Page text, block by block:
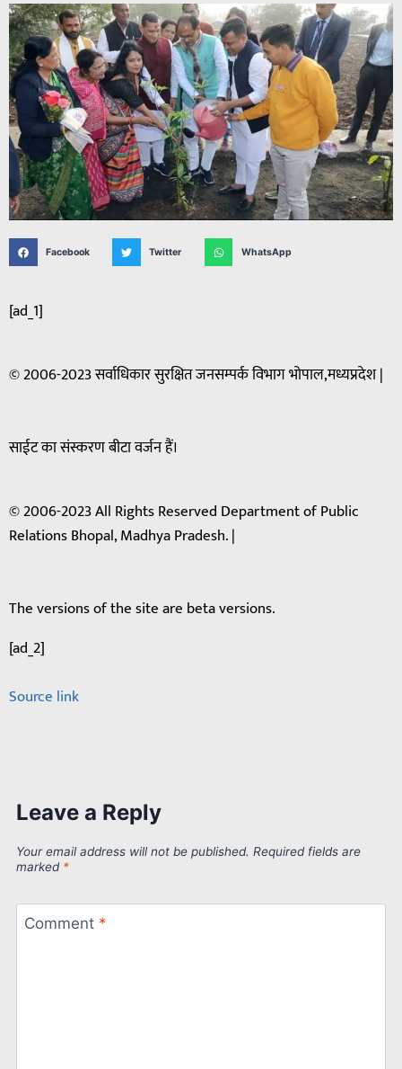
Facebook Twitter WhatsApp
[ad_1]
© 2006-2023 सर्वाधिकार सुरक्षित जनसम्पर्क विभाग भोपाल,मध्यप्रदेश |
साईट का संस्करण बीटा वर्जन हैं।
© 2006-2023 All Rights Reserved Department of Public
Relations Bhopal, Madhya Pradesh. |
The versions of the site are beta versions.
[ad_2]
Source link
Leave a Reply
Your email address will not be published. Required fields are
marked *
Comment *